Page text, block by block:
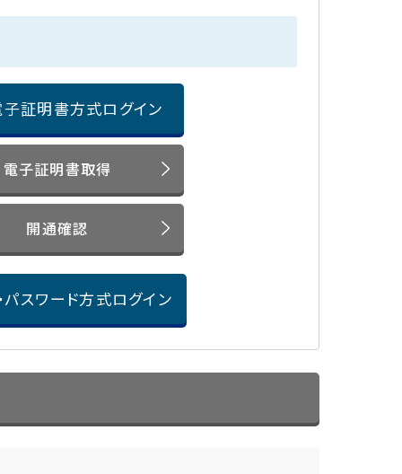
証明書方式ログイン
電子証明書取得
開通確認
パスワード方式ログイン